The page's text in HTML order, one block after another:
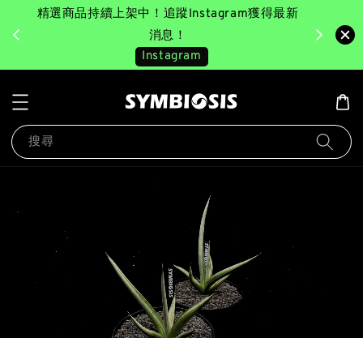
精選商品持續上架中！追蹤Instagram獲得最新
消息！
Instagram
搜尋